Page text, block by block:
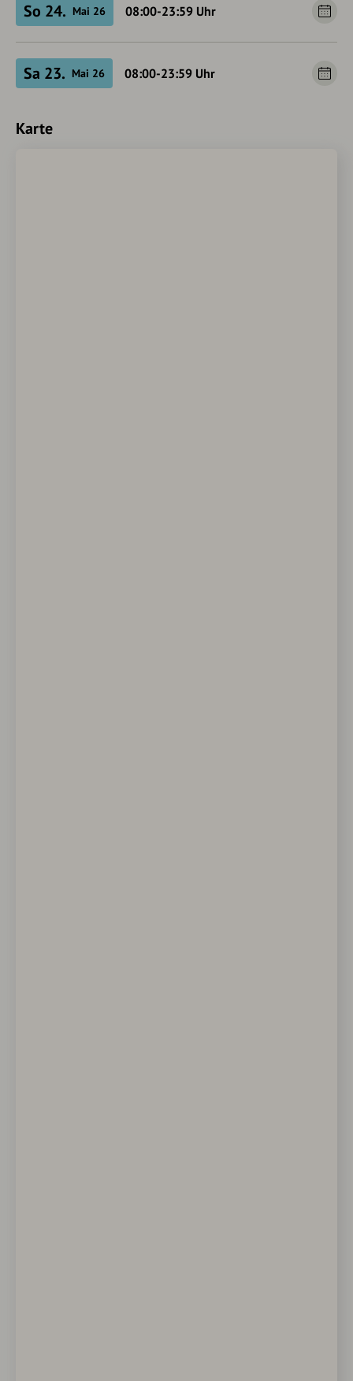
So 24. Mai 26 08:00-23:59 Uhr
Sa 23. Mai 26 08:00-23:59 Uhr
Karte